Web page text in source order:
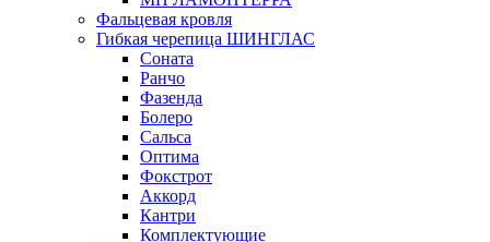
Фальцевая кровля
Гибкая черепица ШИНГЛАС
Соната
Ранчо
Фазенда
Болеро
Сальса
Оптима
Фокстрот
Аккорд
Кантри
Комплектующие